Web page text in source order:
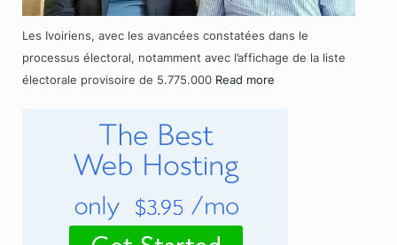
Les Ivoiriens, avec les avancées constatées dans le
processus électoral, notamment avec l’affichage de la liste
électorale provisoire de 5.775.000 Read more